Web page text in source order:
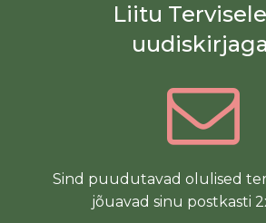
Liitu
Sind puudutavad olulised
jõuavad sinu postkasti